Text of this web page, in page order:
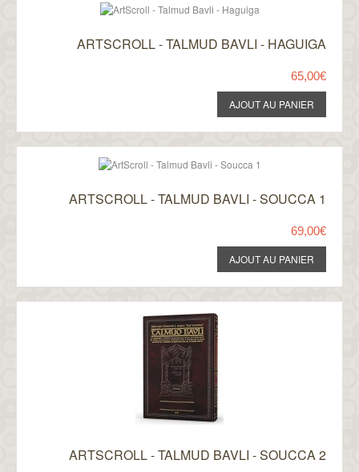
ARTSCROLL - TALMUD BAVLI - HAGUIGA
65,00€
ARTSCROLL - TALMUD BAVLI - SOUCCA 1
69,00€
ARTSCROLL - TALMUD BAVLI - SOUCCA 2